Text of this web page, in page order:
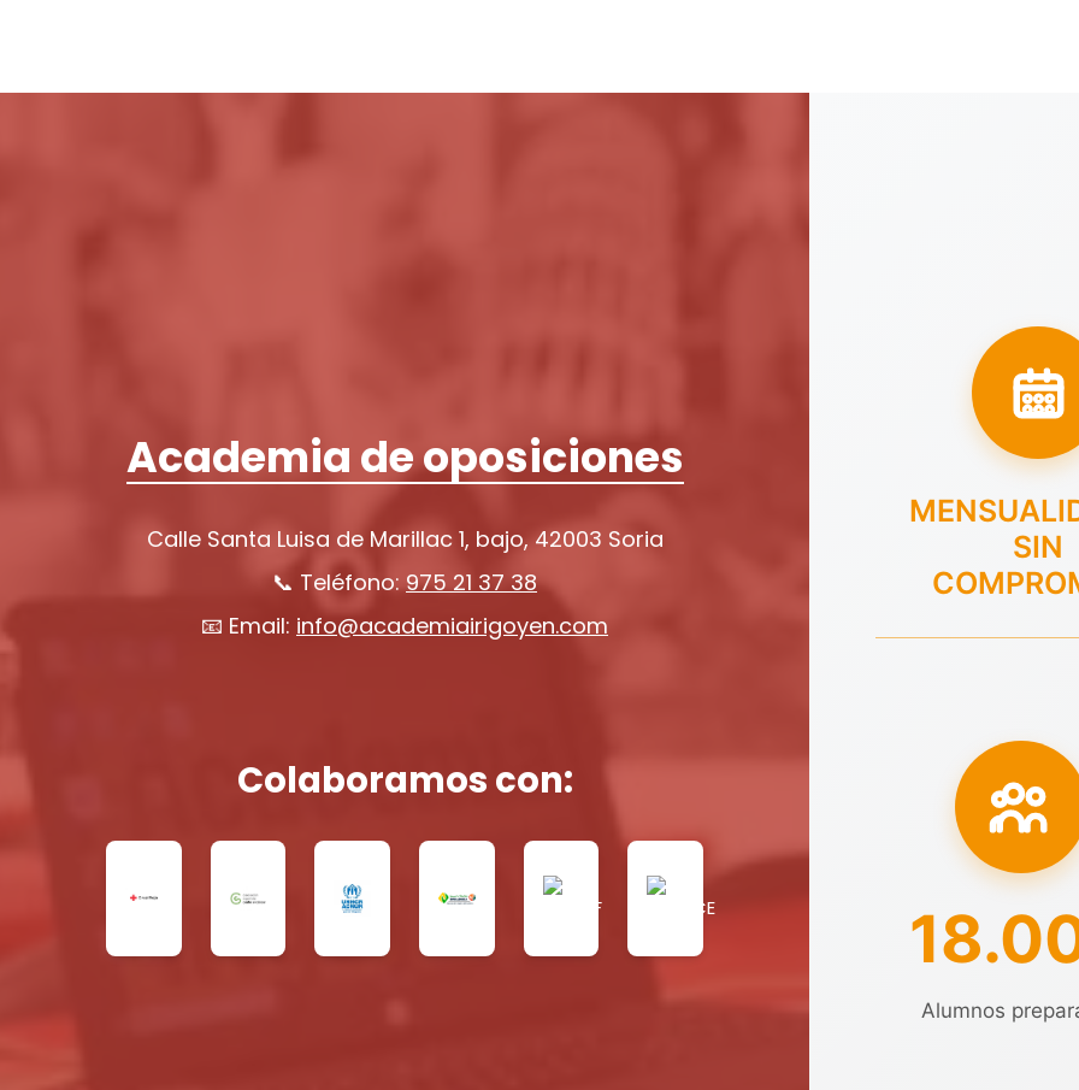
Academia de oposiciones
Calle Santa Luisa de Marillac 1, bajo, 42003 Soria
📞 Teléfono: 975 21 37 38
📧 Email: info@academiairigoyen.com
Colaboramos con:
SIN
Alumnos